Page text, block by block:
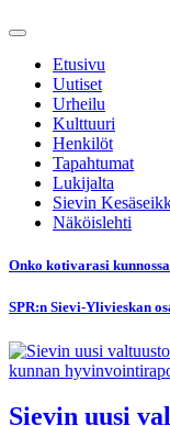
Etusivu
Uutiset
Urheilu
Kulttuuri
Henkilöt
Tapahtumat
Lukijalta
Sievin
Näköislehti
Onko kotivarasi
SPR:n Sievi-Ylivieskan
Sievin uusi